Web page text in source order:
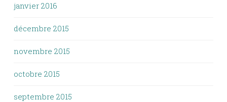
janvier 2016
décembre 2015
novembre 2015
octobre 2015
septembre 2015